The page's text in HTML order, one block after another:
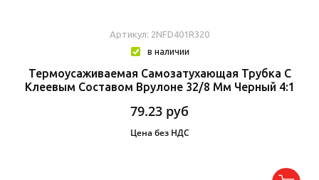
Артикул: 2NFD401R320
в наличии
Термоусаживаемая Самозатухающая Трубка C
Клеевым Составом Врулоне 32/8 Мм Черный 4:1
79.23 руб
Цена без НДС